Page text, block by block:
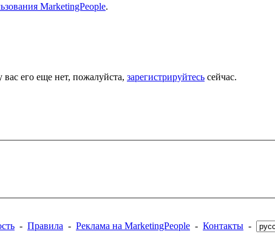
MarketingPeople.
его еще нет, пожалуйста, зарегистрируйтесь сейчас.
- Правила - Реклама на MarketingPeople - Контакты -